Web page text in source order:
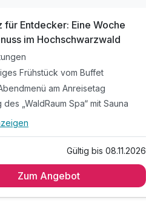
für Entdecker: Eine Woche
im Hochschwarzwald
Frühstück vom Buffet
am Anreisetag
„WaldRaum Spa“ mit Sauna
Frühstück vom Buffet
Gültig bis 08.11.2026
Zum Angebot